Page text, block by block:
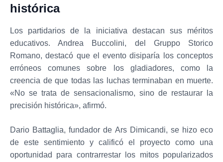
histórica
Los partidarios de la iniciativa destacan sus méritos
educativos. Andrea Buccolini, del Gruppo Storico
Romano, destacó que el evento disiparía los conceptos
erróneos comunes sobre los gladiadores, como la
creencia de que todas las luchas terminaban en muerte.
«No se trata de sensacionalismo, sino de restaurar la
precisión histórica», afirmó.
Dario Battaglia, fundador de Ars Dimicandi, se hizo eco
de este sentimiento y calificó el proyecto como una
oportunidad para contrarrestar los mitos popularizados